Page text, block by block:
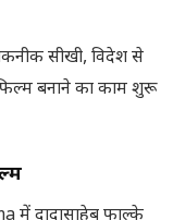
सीखी, विदेश से
बनाने का काम शुरू